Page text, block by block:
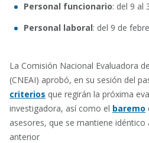
Personal funcionario: del 9 al
Personal laboral: del 9 de
La Comisión Nacional Evaluadora
(CNEAI) aprobó, en su sesión del
criterios que regirán la próxima
investigadora, así como el baremo
asesores, que se mantiene
anterior